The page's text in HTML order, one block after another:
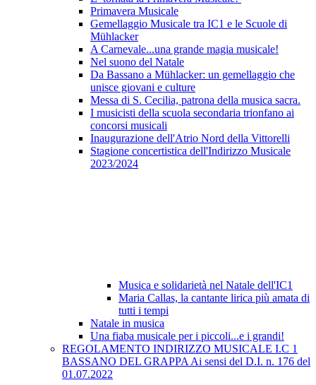
Primavera Musicale
Gemellaggio Musicale tra IC1 e le Scuole di
Mühlacker
A Carnevale...una grande magia musicale!
Nel suono del Natale
Da Bassano a Mühlacker: un gemellaggio che
unisce giovani e culture
Messa di S. Cecilia, patrona della musica sacra.
I musicisti della scuola secondaria trionfano ai
concorsi musicali
Inaugurazione dell'Atrio Nord della Vittorelli
Stagione concertistica dell'Indirizzo Musicale
2023/2024
Musica e solidarietà nel Natale dell'IC1
Maria Callas, la cantante lirica più amata di
tutti i tempi
Natale in musica
Una fiaba musicale per i piccoli...e i grandi!
REGOLAMENTO INDIRIZZO MUSICALE I.C 1
BASSANO DEL GRAPPA Ai sensi del D.I. n. 176 del
01.07.2022